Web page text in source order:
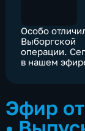
Особо
Выборгской
операции.
в нашем
Героям страны
Эфир